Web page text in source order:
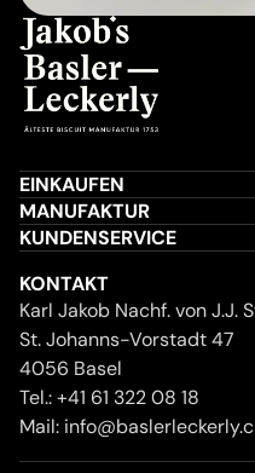
EINKAUFEN
MANUFAKTUR
KUNDENSERVICE
KONTAKT
Karl Jakob Nachf. von J.J.
St. Johanns-Vorstadt 47
4056 Basel
Tel.:+41 61 322 08 18
Mail: